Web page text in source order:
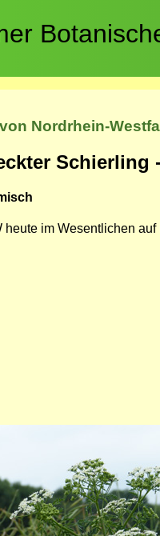
Nordrhein-
Schierling -
heute im Wesentlichen